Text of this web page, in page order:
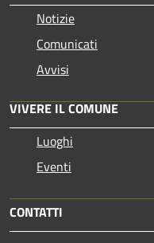
Notizie
Comunicati
Avvisi
VIVERE IL COMUNE
Luoghi
Eventi
CONTATTI